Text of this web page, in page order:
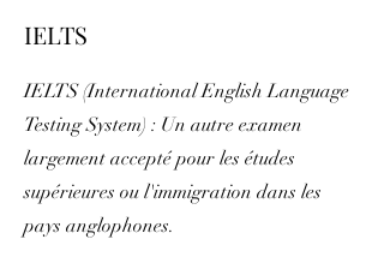
IELTS
IELTS (International English Language
Testing System) : Un autre examen
largement accepté pour les études
supérieures ou l'immigration dans les
pays anglophones.